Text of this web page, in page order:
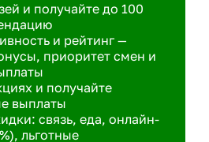
и получайте до 100
и рейтинг —
приоритет смен и
и получайте
выплаты
связь, еда, онлайн-
льготные